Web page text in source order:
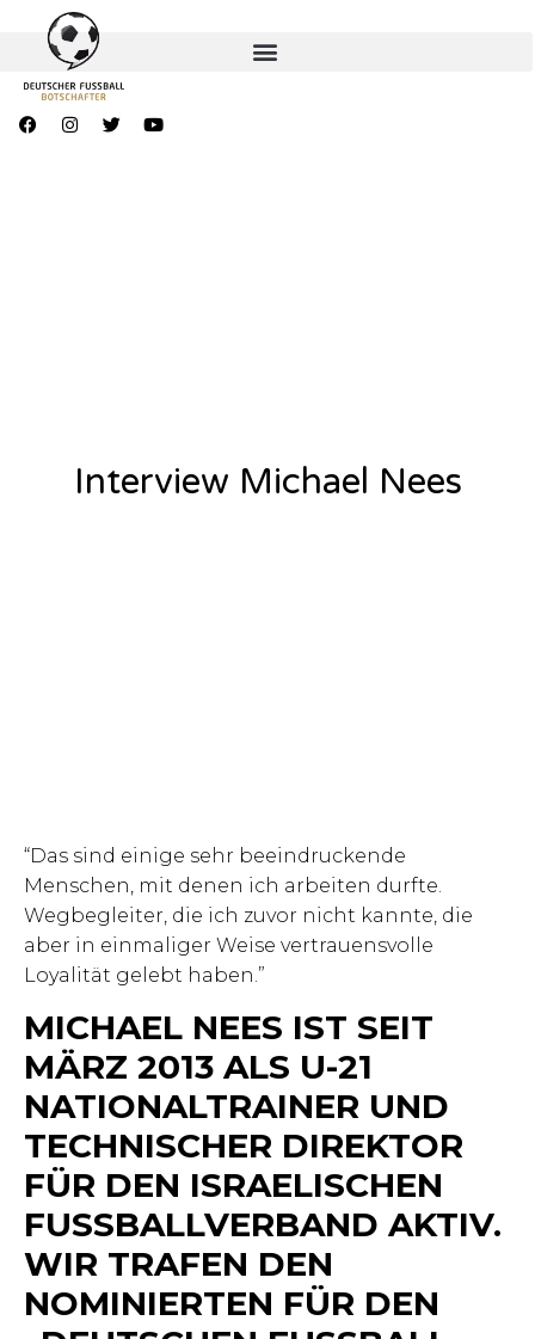
Interview Michael Nees
“Das sind einige sehr beeindruckende
Menschen, mit denen ich arbeiten durfte.
Wegbegleiter, die ich zuvor nicht kannte, die
aber in einmaliger Weise vertrauensvolle
Loyalität gelebt haben.”
MICHAEL NEES IST SEIT
MÄRZ 2013 ALS U-21
NATIONALTRAINER UND
TECHNISCHER DIREKTOR
FÜR DEN ISRAELISCHEN
FUSSBALLVERBAND AKTIV.
WIR TRAFEN DEN
NOMINIERTEN FÜR DEN